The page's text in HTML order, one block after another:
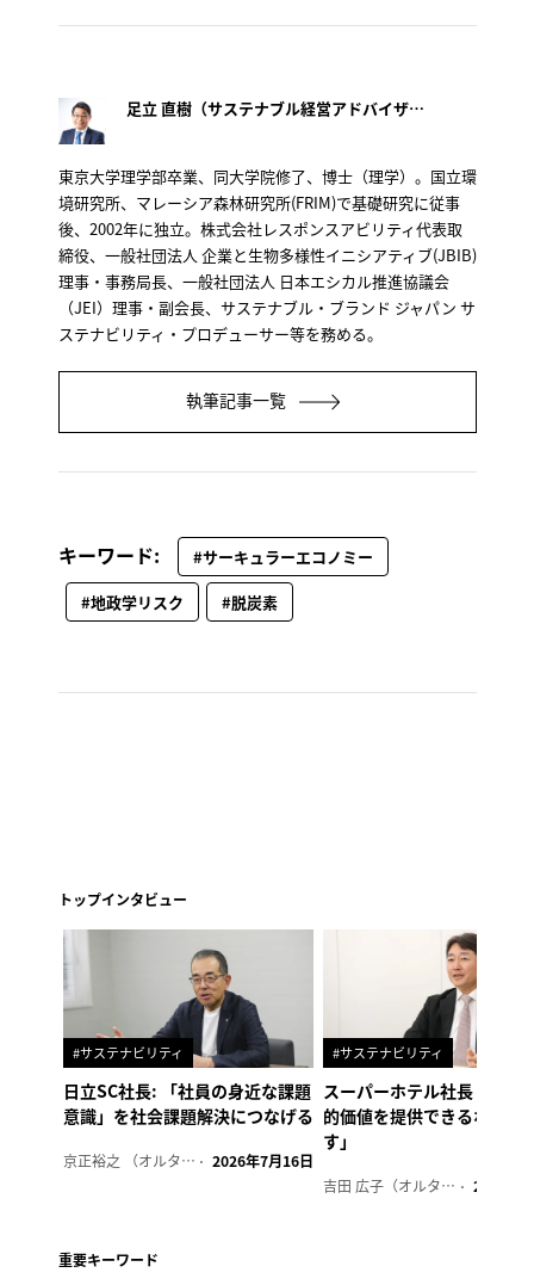
足立 直樹（サステナブル経営アドバイザー）
東京大学理学部卒業、同大学院修了、博士（理学）。国立環
境研究所、マレーシア森林研究所(FRIM)で基礎研究に従事
後、2002年に独立。株式会社レスポンスアビリティ代表取
締役、一般社団法人 企業と生物多様性イニシアティブ(JBIB)
理事・事務局長、一般社団法人 日本エシカル推進協議会
（JEI）理事・副会長、サステナブル・ブランド ジャパン サ
ステナビリティ・プロデューサー等を務める。
執筆記事一覧
キーワード:
#サーキュラーエコノミー
#地政学リスク
#脱炭素
トップインタビュー
#サステナビリティ
日立SC社長: 「社員の身近な課題
意識」を社会課題解決につなげる
京正裕之 （オルタナ副編集長） 2026年7月16日
#サステナビリティ
スーパーホテル社長「地域
的価値を提供できるホテル
す」
吉田 広子（オルタナ輪番編集長） 2026年6
重要キーワード